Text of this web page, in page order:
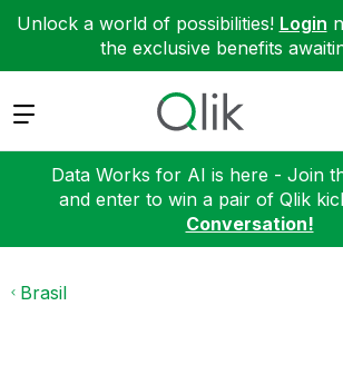
Unlock a world of possibilities! Login
the exclusive benefits
Expand
Data Works for AI is here - Join
and enter to win a pair of Qlik
Conversation!
Brasil